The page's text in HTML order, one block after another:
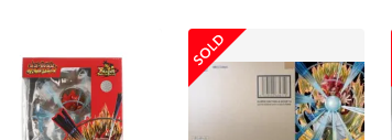
ドラゴンボールGT」
ウェブ商店限定【14日
内発送】
ジータ